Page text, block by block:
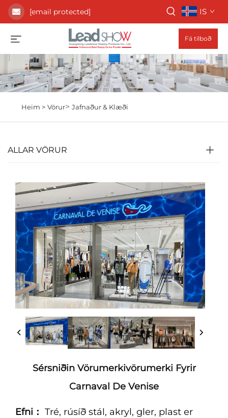
[email protected] IS
Fá tilboð
Heim > Vörur> Jafnaður & Klæði
ALLAR VÖRUR
Sérsniðin Vörumerkivörumerki Fyrir
Carnaval De Venise
Efni： Tré, rúsíð stál, akryl, gler, plast er